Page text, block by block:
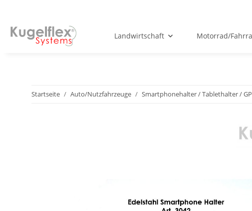
Landwirtschaft Motorrad/
Startseite Auto/Nutzfahrzeuge Smartphonehalter / Tablethalter /